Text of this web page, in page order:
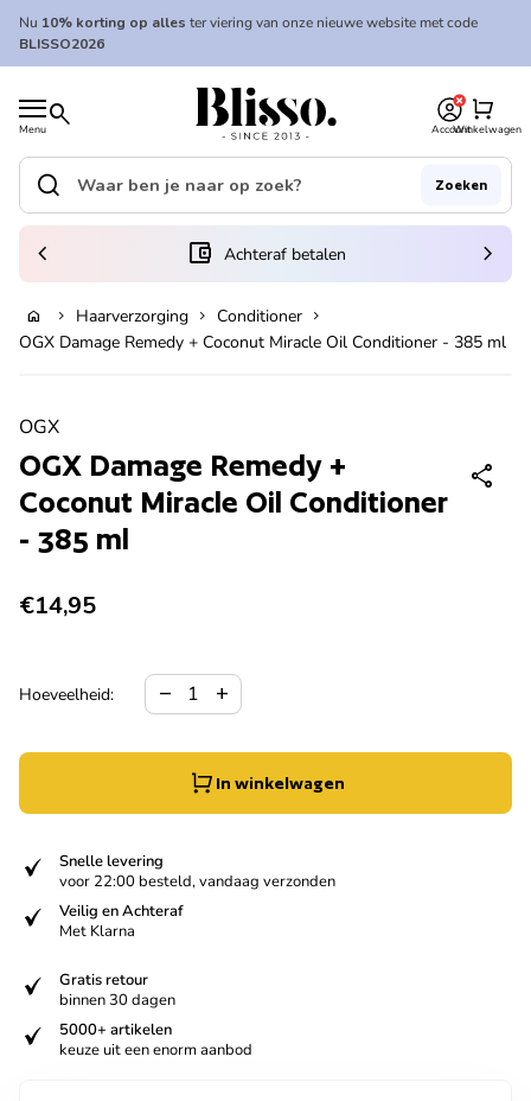
In winkelwagen
Overslaan naar inhoud
Nu 10% korting op alles ter viering van onze nieuwe website met code
BLISSO2026
Menu search
Home
AccountWinkelwagen
shopping_cart
Home
Zoek op"
search Zoeken
(link opent in nieuw tabblad/venster)
account_balance_wallet Achteraf betalen
chevron_left chevron_right
home chevron_right Haarverzorging chevron_right Conditioner chevron_right
OGX Damage Remedy + Coconut Miracle Oil Conditioner - 385 ml
OGX
OGX Damage Remedy +
Coconut Miracle Oil Conditioner
- 385 ml
share
Normale prijs
€14,95
Hoeveelheid:
Hoeveelheid verlagen voor
remove
Verhoog de hoeveelheid voor
add
In winkelwagen
verified
Snelle levering
voor 22:00 besteld, vandaag verzonden
verified
Veilig en Achteraf
Met Klarna
verified
Gratis retour
binnen 30 dagen
verified
5000+ artikelen
keuze uit een enorm aanbod